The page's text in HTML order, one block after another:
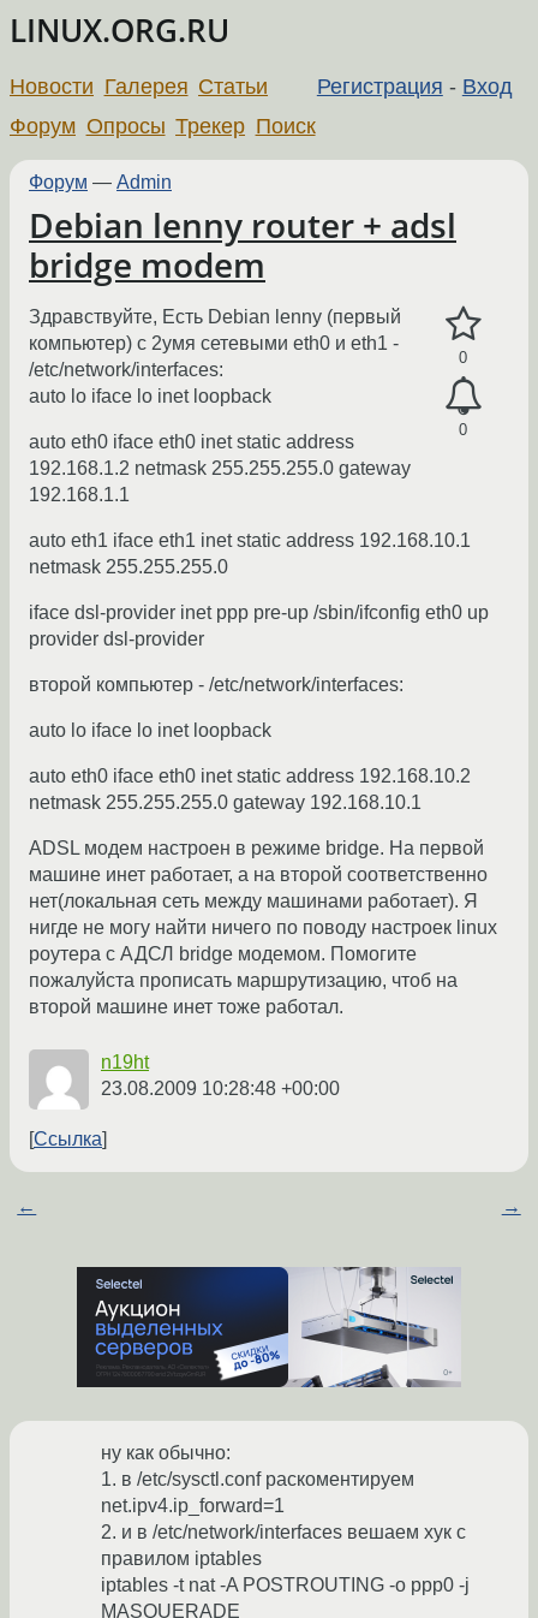
LINUX.ORG.RU
Регистрация - Вход
Новости Галерея Статьи
Форум Опросы Трекер Поиск
Форум — Admin
Debian lenny router + adsl
bridge modem
0
0
Здравствуйте, Есть Debian lenny (первый
компьютер) с 2умя сетевыми eth0 и eth1 -
/etc/network/interfaces:
auto lo iface lo inet loopback
auto eth0 iface eth0 inet static address
192.168.1.2 netmask 255.255.255.0 gateway
192.168.1.1
auto eth1 iface eth1 inet static address 192.168.10.1
netmask 255.255.255.0
iface dsl-provider inet ppp pre-up /sbin/ifconfig eth0 up
provider dsl-provider
второй компьютер - /etc/network/interfaces:
auto lo iface lo inet loopback
auto eth0 iface eth0 inet static address 192.168.10.2
netmask 255.255.255.0 gateway 192.168.10.1
ADSL модем настроен в режиме bridge. На первой
машине инет работает, а на второй соответственно
нет(локальная сеть между машинами работает). Я
нигде не могу найти ничего по поводу настроек linux
роутера с АДСЛ bridge модемом. Помогите
пожалуйста прописать маршрутизацию, чтоб на
второй машине инет тоже работал.
n19ht
23.08.2009 10:28:48 +00:00
Ссылка
← →
ну как обычно:
1. в /etc/sysctl.conf раскоментируем
net.ipv4.ip_forward=1
2. и в /etc/network/interfaces вешаем хук с
правилом iptables
iptables -t nat -A POSTROUTING -o ppp0 -j
MASQUERADE